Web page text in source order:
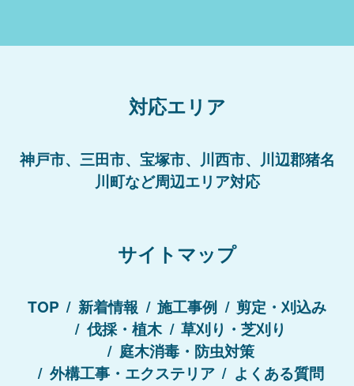
対応エリア
神戸市、三田市、宝塚市、川西市、川辺郡猪名
川町など周辺エリア対応
サイトマップ
TOP 新着情報 施工事例
剪定・刈込み
伐採・植木
草刈り・芝刈り
庭木消毒・防虫対策
外構工事・エクステリア
よくある質問